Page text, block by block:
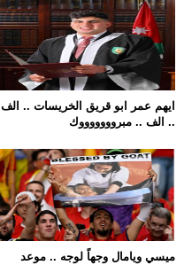
ايهم عمر ابو قريق الخريسات .. الف
.. الف .. مبروووووووك
ميسي ويامال وجهاً لوجه .. موعد